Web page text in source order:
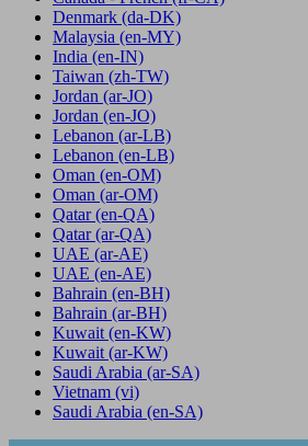
Denmark (da-DK)
Malaysia (en-MY)
India (en-IN)
Taiwan (zh-TW)
Jordan (ar-JO)
Jordan (en-JO)
Lebanon (ar-LB)
Lebanon (en-LB)
Oman (en-OM)
Oman (ar-OM)
Qatar (en-QA)
Qatar (ar-QA)
UAE (ar-AE)
UAE (en-AE)
Bahrain (en-BH)
Bahrain (ar-BH)
Kuwait (en-KW)
Kuwait (ar-KW)
Saudi Arabia (ar-SA)
Vietnam (vi)
Saudi Arabia (en-SA)